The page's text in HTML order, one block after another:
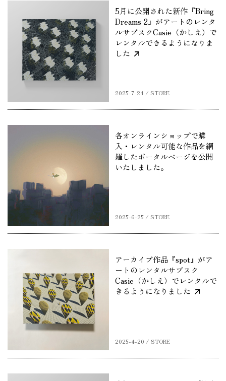
5月に公開された新作『Bring
Dreams 2』がアートのレンタ
ルサブスクCasie（かしえ）で
レンタルできるようになりま
した
2025-7-24 / STORE
各オンラインショップで購
入・レンタル可能な作品を網
羅したポータルページを公開
いたしました。
2025-6-25 / STORE
アーカイブ作品『spot』がア
ートのレンタルサブスク
Casie（かしえ）でレンタルで
きるようになりました
2025-4-20 / STORE